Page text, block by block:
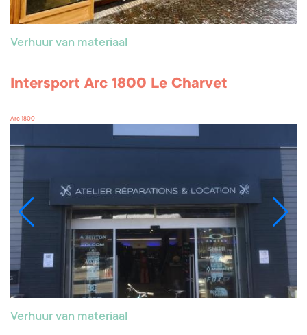
Verhuur van materiaal
Intersport Arc 1800 Le Charvet
Arc 1800
Verhuur van materiaal